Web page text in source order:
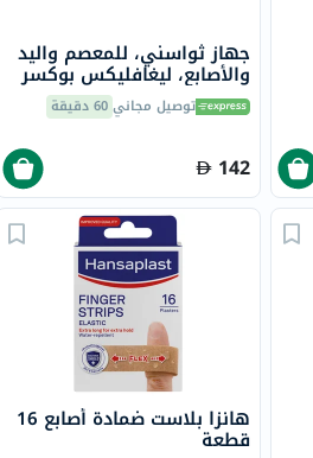
جهاز ثواسني، للمعصم واليد
والأصابع، ليغافليكس بوكسر
الأيسر، S1 24310201توصيل مجاني60 دقيقة
142
هانزا بلاست ضمادة أصابع 16
قطعة